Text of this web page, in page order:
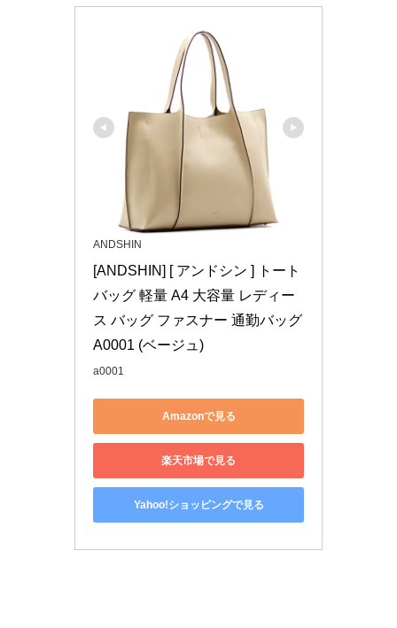
ANDSHIN
[ANDSHIN] [ アンドシン ] トート
バッグ 軽量 A4 大容量 レディー
ス バッグ ファスナー 通勤バッグ
A0001 (ベージュ)
a0001
Amazonで見る
楽天市場で見る
Yahoo!ショッピングで見る